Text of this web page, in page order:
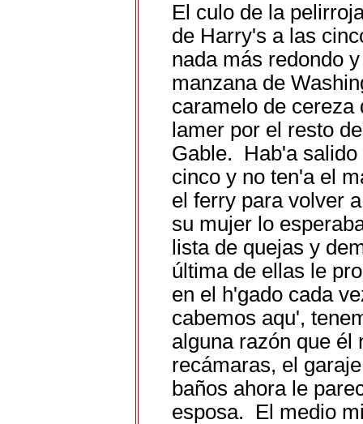
El culo de la
de Harry's a las
nada más redondo
manzana de
caramelo de cereza
lamer por el resto
Gable. Hab'a salido
cinco y no ten'a el
el ferry para volver
su mujer lo
lista de quejas y
última de ellas le
en el h'gado cada
cabemos aqu',
alguna razón que él
recámaras, el
baños ahora le
esposa. El medio